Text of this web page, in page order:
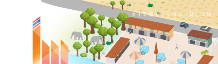
タイ工場ドットコム：貸し工場